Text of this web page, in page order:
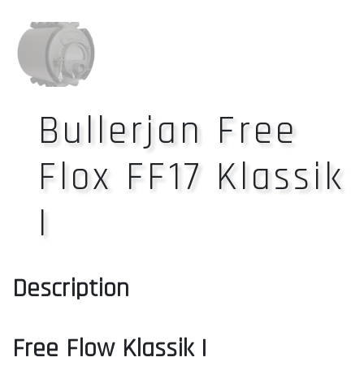
Bullerjan Free
Flox FF17 Klassik
I
Description
Free Flow Klassik I